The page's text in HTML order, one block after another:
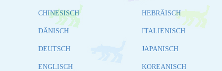
CHINESISCH
DÄNISCH
DEUTSCH
ENGLISCH
HEBRÄISCH
ITALIENISCH
JAPANISCH
KOREANISCH